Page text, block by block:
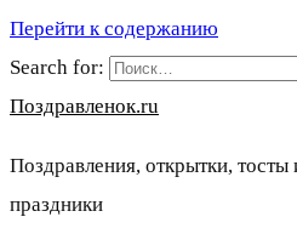
Перейти к содержанию
Search for:
Поздравленок.ru
Поздравления, открытки, тосты
праздники